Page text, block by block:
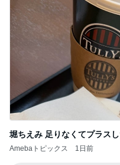
堀ちえみ 足りなくてプラス
Amebaトピックス 1日前